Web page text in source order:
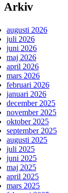
Arkiv
augusti 2026
juli 2026
juni 2026
maj 2026
april 2026
mars 2026
februari 2026
januari 2026
december 2025
november 2025
oktober 2025
september 2025
augusti 2025
juli 2025
juni 2025
maj 2025
april 2025
mars 2025